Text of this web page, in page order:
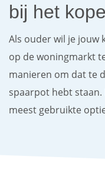
bij het
Als ouder wil je jouw
op de woningmarkt
manieren om dat te
spaarpot hebt staan.
meest gebruikte